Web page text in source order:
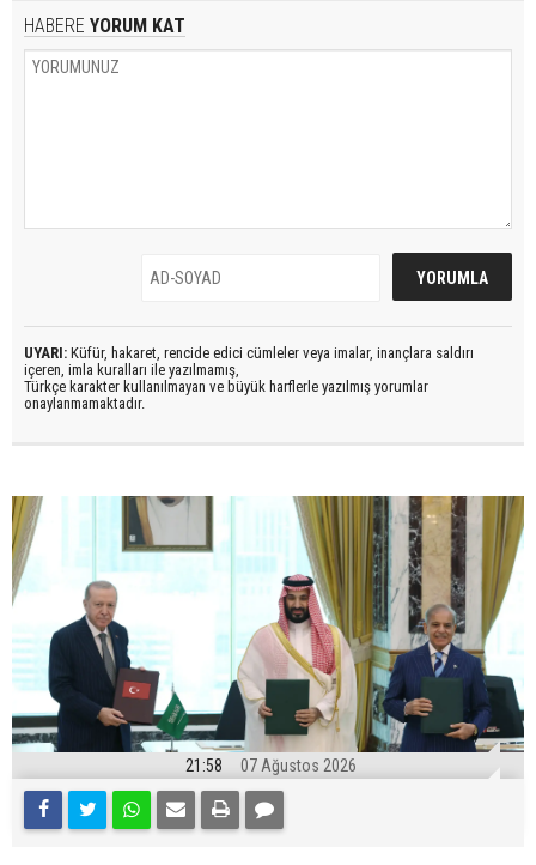
HABERE YORUM KAT
UYARI: Küfür, hakaret, rencide edici cümleler veya imalar, inançlara saldırı
içeren, imla kuralları ile yazılmamış,
Türkçe karakter kullanılmayan ve büyük harflerle yazılmış yorumlar
onaylanmamaktadır.
21:58 07 Ağustos 2026